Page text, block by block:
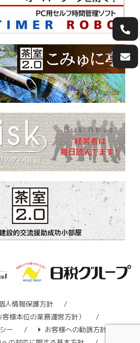
人情報保護方針
様本位の業務運営方針）
ー
お客様への勧誘方針